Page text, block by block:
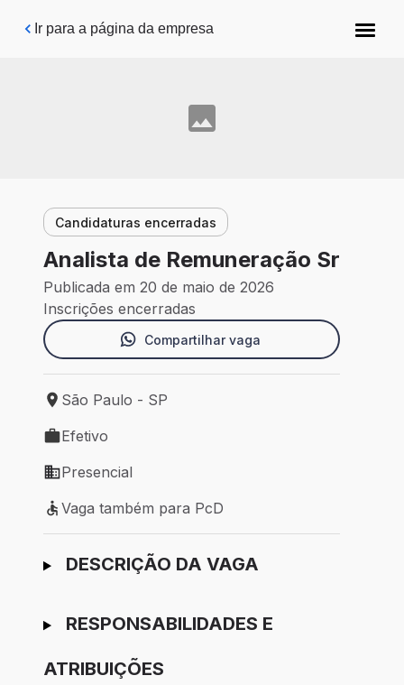
Pular para o conteúdo principal
Ir para a página da empresa
Candidaturas encerradas
Analista de Remuneração Sr
Publicada em 20 de maio de 2026
Inscrições encerradas
Compartilhar vaga
Local de trabalho: São Paulo - SP
São Paulo - SP
Tipo de vaga: Efetivo
Efetivo
Modelo de trabalho: Presencial
Presencial
Vaga também para PcD
Vaga também para PcD
Ir para candidatura
DESCRIÇÃO DA VAGA
RESPONSABILIDADES E
ATRIBUIÇÕES